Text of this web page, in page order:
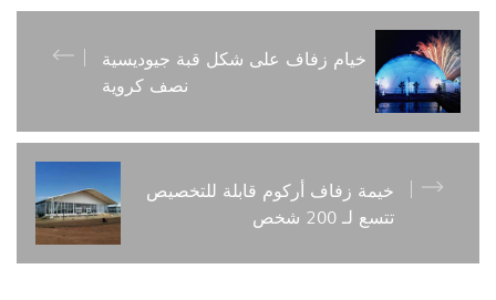
خيام زفاف على شكل قبة جيوديسية
نصف كروية
خيمة زفاف أركوم قابلة للتخصيص
تتسع لـ 200 شخص